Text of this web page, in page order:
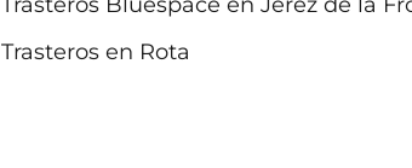
Trasteros en Rota